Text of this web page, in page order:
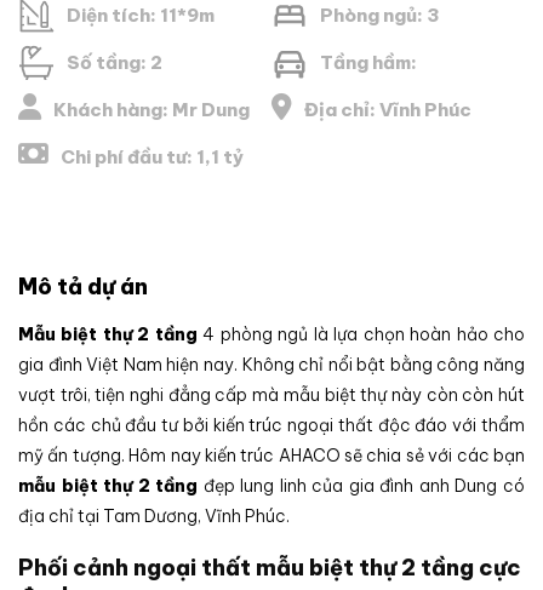
Diện tích: 11*9m Phòng ngủ: 3
Số tầng: 2 Tầng hầm:
Khách hàng: Mr Dung Địa chỉ: Vĩnh Phúc
Chi phí đầu tư: 1,1 tỷ
Mô tả dự án
Mẫu biệt thự 2 tầng 4 phòng ngủ là lựa chọn hoàn hảo cho
gia đình Việt Nam hiện nay. Không chỉ nổi bật bằng công năng
vượt trôi, tiện nghi đẳng cấp mà mẫu biệt thự này còn còn hút
hồn các chủ đầu tư bởi kiến trúc ngoại thất độc đáo với thẩm
mỹ ấn tượng. Hôm nay kiến trúc AHACO sẽ chia sẻ với các bạn
mẫu biệt thự 2 tầng đẹp lung linh của gia đình anh Dung có
địa chỉ tại Tam Dương, Vĩnh Phúc.
Phối cảnh ngoại thất mẫu biệt thự 2 tầng cực